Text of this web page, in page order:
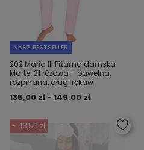
NASZ BESTSELLER
202 Maria III Piżama damska
Martel 31 różowa – bawełna,
rozpinana, długi rękaw
135,00 zł - 149,00 zł
- 43,50 zł